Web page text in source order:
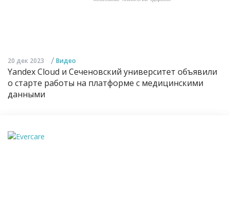
20 дек 2023 / Видео
Yandex Cloud и Сеченовский университет объявили
о старте работы на платформе с медицинскими
данными